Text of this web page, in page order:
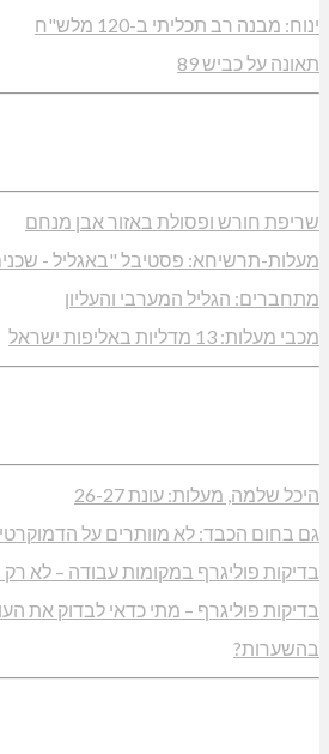
ינוח: מבנה רב תכליתי ב-120 מלש"ח
תאונה על כביש 89
שריפת חורש ופסולת באזור אבן מנחם
מעלות-תרשיחא: פסטיבל "באגליל -
מתחברים: הגליל המערבי והעליון
מכבי מעלות: 13 מדליות באליפות ישראל
היכל שלמה, מעלות: עונת 26-27
גם בחום הכבד: לא מוותרים על
בדיקות פוליגרף במקומות עבודה – לא
בדיקות פוליגרף – מתי כדאי לבדוק את
בהשערות?